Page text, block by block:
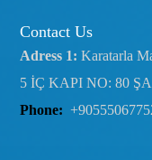
Contact Us
Adress 1: Karatarla
5 İÇ KAPI NO: 80
Phone: